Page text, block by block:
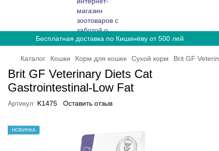
Бесплатная доставка по Кишинёву от 500 лей
Каталог Кошки Корм для кошек Сухой корм Brit GF
Brit GF Veterinary Diets Cat
Gastrointestinal-Low Fat
Артикул: K1475 Оставить отзыв
НОВИНКА